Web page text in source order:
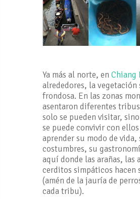
Ya más al norte, en Chiang
alrededores, la vegetación
frondosa. En las zonas
asentaron diferentes
solo se pueden visitar,
se puede convivir con
aprender su modo de vida,
costumbres, su
aquí donde las arañas, las
cerditos simpáticos hacen
(amén de la jauría de
cada tribu).